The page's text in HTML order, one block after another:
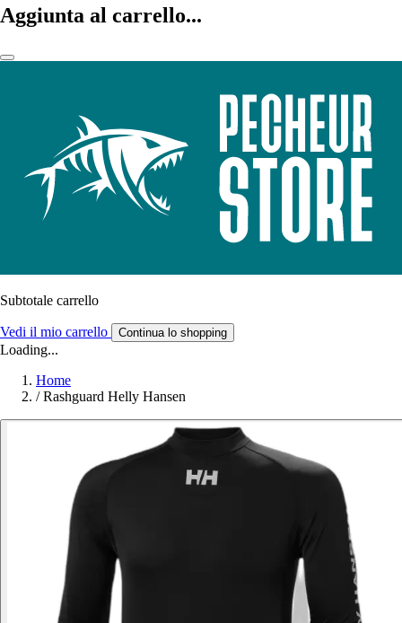
Aggiunta al carrello...
Subtotale carrello
Vedi il mio carrello Continua lo shopping
Loading...
Home
/ Rashguard Helly Hansen